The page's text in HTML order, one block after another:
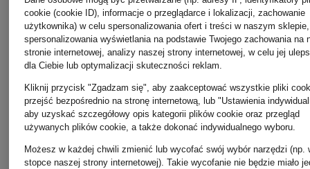
Olymp
Palm
Angels
Royal
Republiq
cookie (cookie ID), informacje o przeglądarce i lokalizacji, zachowanie
użytkownika) w celu spersonalizowania ofert i treści w naszym sklepie,
spersonalizowania wyświetlania na podstawie Twojego zachowania na
stronie internetowej, analizy naszej strony internetowej, w celu jej
dla Ciebie lub optymalizacji skuteczności reklam.
Kliknij przycisk "Zgadzam się", aby zaakceptować wszystkie pliki
przejść bezpośrednio na stronę internetową, lub "Ustawienia
aby uzyskać szczegółowy opis kategorii plików cookie oraz przegląd
używanych plików cookie, a także dokonać indywidualnego wyboru.
Możesz w każdej chwili zmienić lub wycofać swój wybór narzędzi (np.
stopce naszej strony internetowej). Takie wycofanie nie będzie miało